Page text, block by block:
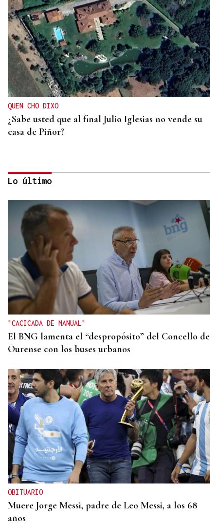
QUEN CHO DIXO
¿Sabe usted que al final Julio Iglesias no vende su
casa de Piñor?
NUEVO PLAN DE RESIDENCIAS
Rueda anuncia 1.800 plazas para residencias de
mayores en Piñor
Lo último
"CACICADA DE MANUAL"
El BNG lamenta el “despropósito” del Concello de
Ourense con los buses urbanos
OBITUARIO
Muere Jorge Messi, padre de Leo Messi, a los 68
años